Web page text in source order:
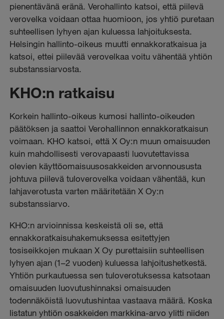
pienentävänä eränä. Verohallinto katsoi, että piilevä
verovelka voidaan ottaa huomioon, jos yhtiö puretaan
suhteellisen lyhyen ajan kuluessa lahjoituksesta.
Helsingin hallinto-oikeus muutti ennakkoratkaisua ja
katsoi, ettei piilevää verovelkaa voitu vähentää yhtiön
substanssiarvosta.
KHO:n ratkaisu
Korkein hallinto-oikeus kumosi hallinto-oikeuden
päätöksen ja saattoi Verohallinnon ennakkoratkaisun
voimaan. KHO katsoi, että X Oy:n muun omaisuuden
kuin mahdollisesti verovapaasti luovutettavissa
olevien käyttöomaisuusosakkeiden arvonnoususta
johtuva piilevä tuloverovelka voidaan vähentää, kun
lahjaverotusta varten määritetään X Oy:n
substanssiarvo.
KHO:n arvioinnissa keskeistä oli se, että
ennakkoratkaisuhakemuksessa esitettyjen
tosiseikkojen mukaan X Oy purettaisiin suhteellisen
lyhyen ajan (1–2 vuoden) kuluessa lahjoitushetkestä.
Yhtiön purkautuessa sen tuloverotuksessa katsotaan
omaisuuden luovutushinnaksi omaisuuden
todennäköistä luovutushintaa vastaava määrä. Koska
listatun yhtiön osakkeiden markkina-arvo ylitti niiden